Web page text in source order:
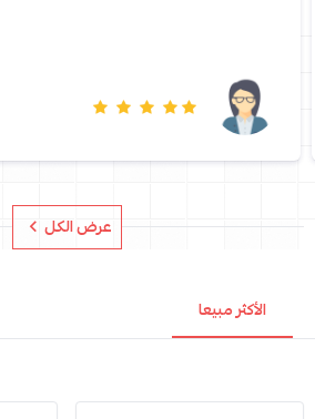
عرض الكل
الأكثر مبيعا